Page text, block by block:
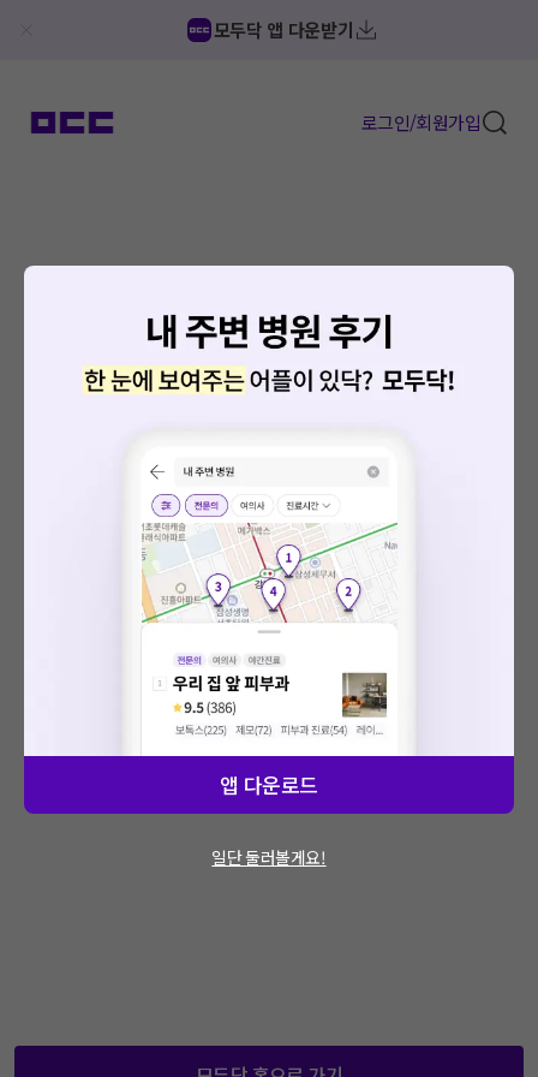
모두닥 앱 다운받기
로그인/회원가입
: 에러가 발생했습니다.
문제가 지속적으로 발생할 경우 모두닥 채널톡
을 통해 문의해주세요.
앱 다운로드
일단 둘러볼게요!